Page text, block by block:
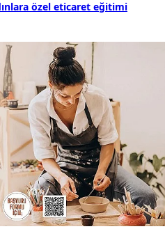
özel eticaret eğitimi